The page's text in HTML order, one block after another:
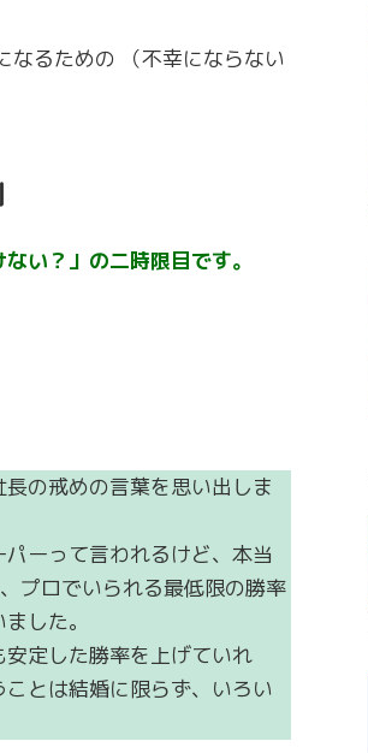
なるための （不幸にならない
い？」の二時限目です。
の戒めの言葉を思い出しま
ーって言われるけど、本当
プロでいられる最低限の勝率
した。
定した勝率を上げていれ
とは結婚に限らず、いろい